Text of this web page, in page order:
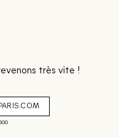
très vite !